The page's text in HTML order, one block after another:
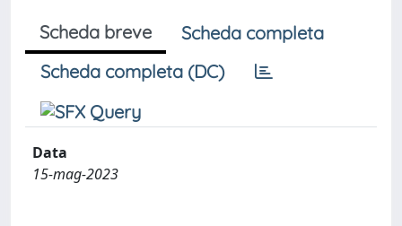
Scheda breve
Scheda completa
Scheda completa (DC)
Data
15-mag-2023